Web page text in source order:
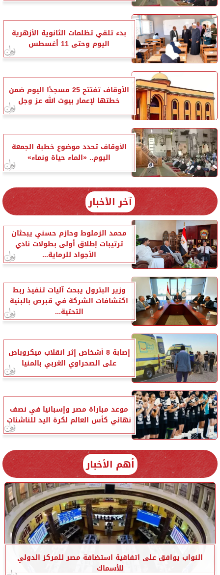
بدء تلقي تظلمات الثانوية الأزهرية
اليوم وحتى 11 أغسطس
الأوقاف تفتتح 25 مسجدًا اليوم ضمن
خطتها لإعمار بيوت الله عز وجل
الأوقاف تحدد موضوع خطبة الجمعة
اليوم.. «الماء حياة ونماء»
آخر الأخبار
محمد الزملوط وحازم حسني يبحثان
ترتيبات إطلاق أولى بطولات نادي
الأجواد للرماية...
وزير البترول يبحث آليات تنفيذ ربط
اكتشافات الشركة في قبرص بالبنية
التحتية...
إصابة 8 أشخاص إثر انقلاب ميكروباص
على الصحراوي الغربي بالمنيا
موعد مباراة مصر وإسبانيا في نصف
نهائي كأس العالم لكرة اليد للناشئات
أهم الأخبار
النواب يوافق على اتفاقية استضافة مصر للمركز الدولي
للأسماك